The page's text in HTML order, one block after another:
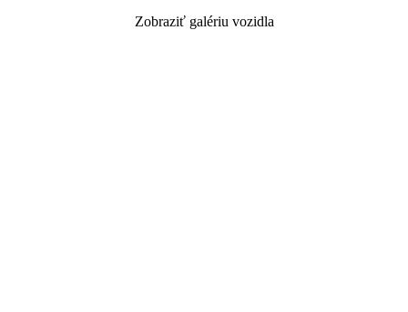
Zobraziť galériu vozidla